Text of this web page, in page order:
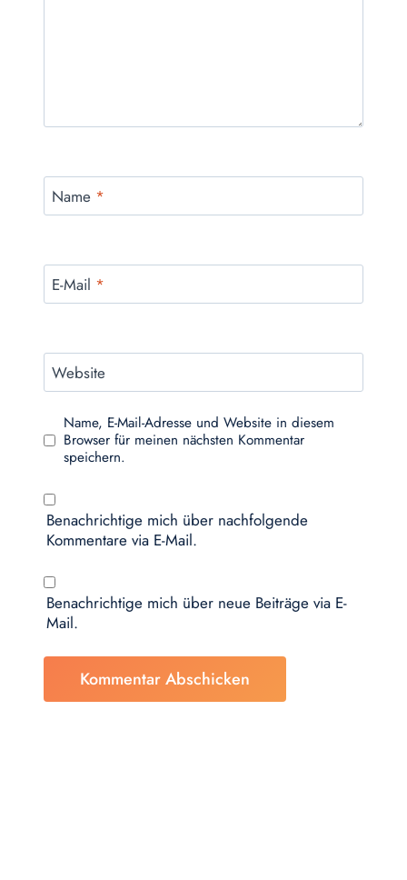
Name *
E-Mail *
Website
Name, E-Mail-Adresse und Website in diesem
Browser für meinen nächsten Kommentar
speichern.
Benachrichtige mich über nachfolgende
Kommentare via E-Mail.
Benachrichtige mich über neue Beiträge via E-
Mail.